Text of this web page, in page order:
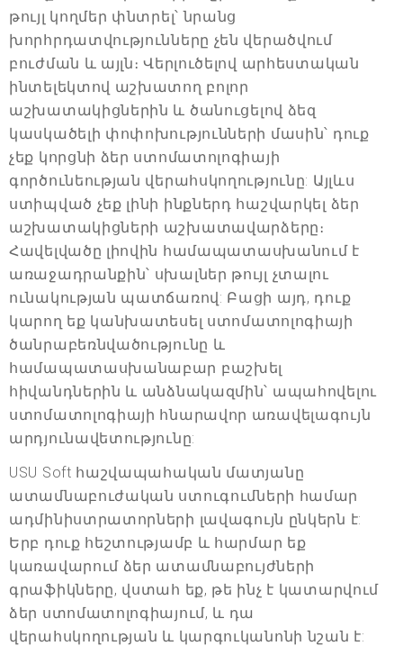
թույլ կողմեր փնտրել՝ նրանց
խորհրդատվությունները չեն վերածվում
բուժման և այլն։ Վերլուծելով արհեստական
ինտելեկտով աշխատող բոլոր
աշխատակիցներին և ծանուցելով ձեզ
կասկածելի փոփոխությունների մասին՝ դուք
չեք կորցնի ձեր ստոմատոլոգիայի
գործունեության վերահսկողությունը: Այլևս
ստիպված չեք լինի ինքներդ հաշվարկել ձեր
աշխատակիցների աշխատավարձերը։
Հավելվածը լիովին համապատասխանում է
առաջադրանքին՝ սխալներ թույլ չտալու
ունակության պատճառով: Բացի այդ, դուք
կարող եք կանխատեսել ստոմատոլոգիայի
ծանրաբեռնվածությունը և
համապատասխանաբար բաշխել
հիվանդներին և անձնակազմին՝ ապահովելու
ստոմատոլոգիայի հնարավոր առավելագույն
արդյունավետությունը:
USU Soft հաշվապահական մատյանը
ատամնաբուժական ստուգումների համար
ադմինիստրատորների լավագույն ընկերն է:
Երբ դուք հեշտությամբ և հարմար եք
կառավարում ձեր ատամնաբույժների
գրաֆիկները, վստահ եք, թե ինչ է կատարվում
ձեր ստոմատոլոգիայում, և դա
վերահսկողության և կարգուկանոնի նշան է: